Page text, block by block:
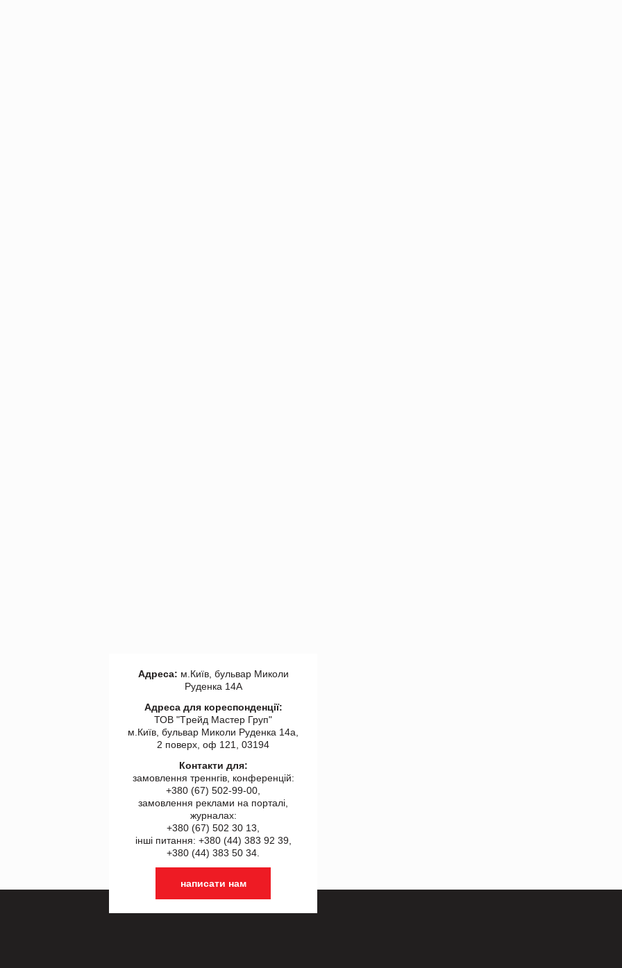
Адреса: м.Київ, бульвар Миколи
Руденка 14А
Адреса для кореспонденції:
ТОВ "Tрейд Мастер Груп"
м.Київ, бульвар Миколи Руденка 14а,
2 поверх, оф 121, 03194
Контакти для:
замовлення треннгів, конференцій:
+380 (67) 502-99-00,
замовлення реклами на порталі,
журналах:
+380 (67) 502 30 13,
інші питання: +380 (44) 383 92 39,
+380 (44) 383 50 34.
написати нам